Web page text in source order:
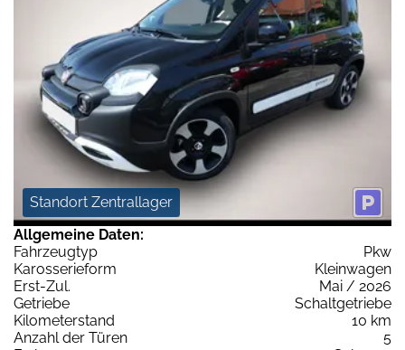
Standort Zentrallager
Allgemeine Daten:
Fahrzeugtyp
Pkw
Karosserieform
Kleinwagen
Erst-Zul.
Mai / 2026
Getriebe
Schaltgetriebe
Kilometerstand
10 km
Anzahl der Türen
5